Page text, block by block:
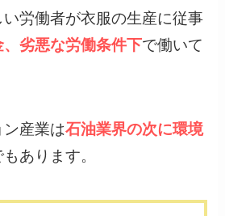
労働者が衣服の生産に従事
劣悪な労働条件下で働いて
ン産業は石油業界の次に環境
もあります。